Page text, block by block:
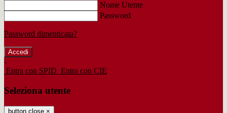
Nome Utente
Password
Password dimenticata?
-
Entra con SPID Entra con CIE
Seleziona utente
button close ×